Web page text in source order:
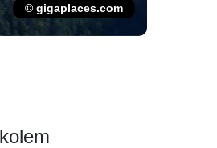
© gigaplaces.com